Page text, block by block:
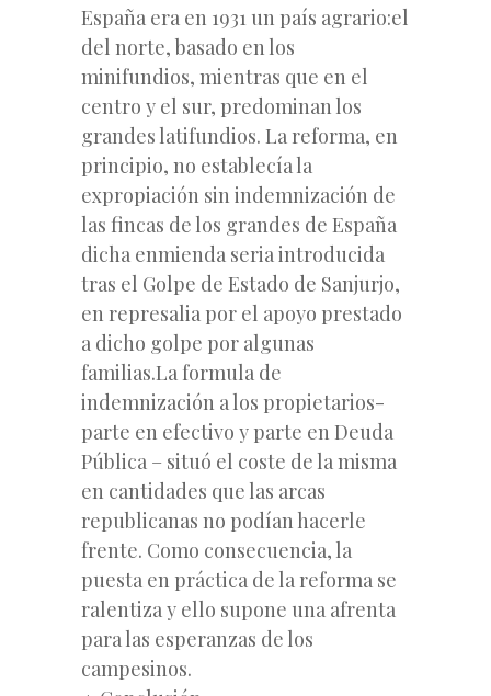
España era en 1931 un país agrario:el
del norte, basado en los
minifundios, mientras que en el
centro y el sur, predominan los
grandes latifundios. La reforma, en
principio, no establecía la
expropiación sin indemnización de
las fincas de los grandes de España
dicha enmienda seria introducida
tras el Golpe de Estado de Sanjurjo,
en represalia por el apoyo prestado
a dicho golpe por algunas
familias.La formula de
indemnización a los propietarios-
parte en efectivo y parte en Deuda
Pública – situó el coste de la misma
en cantidades que las arcas
republicanas no podían hacerle
frente. Como consecuencia, la
puesta en práctica de la reforma se
ralentiza y ello supone una afrenta
para las esperanzas de los
campesinos.